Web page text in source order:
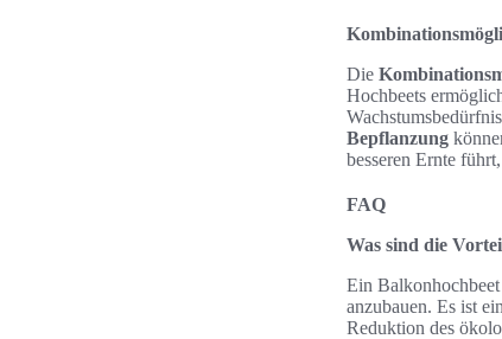
Die
Hochbeets
Bepflanzung
besseren Ernte
FAQ
Was sind die
Ein
anzubauen. Es ist
Reduktion des